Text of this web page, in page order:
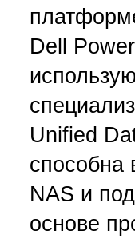
Dell
Unified
способна
NAS и
основе